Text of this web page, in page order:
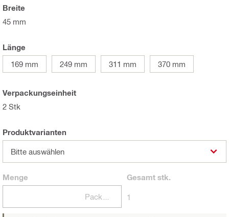
Breite
45 mm
Länge
169 mm
249 mm 311 mm 370 mm
Verpackungseinheit
2 Stk
Produktvarianten
Bitte auswählen
Menge Gesamtstk.
1